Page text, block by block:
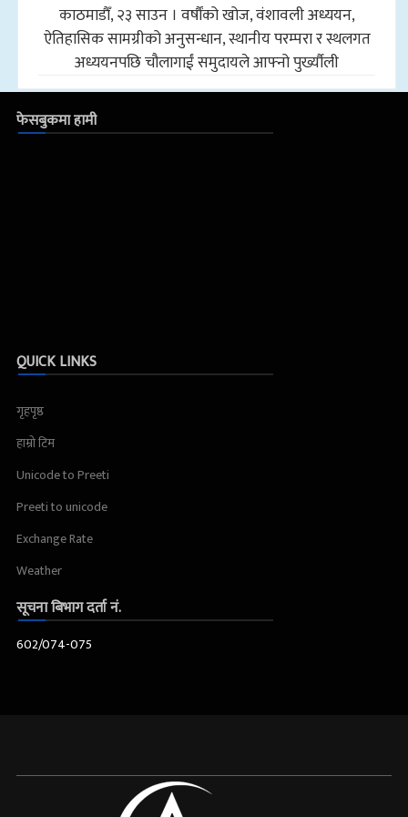
काठमाडाैँ, २३ साउन । वर्षौंको खोज, वंशावली अध्ययन,
ऐतिहासिक सामग्रीको अनुसन्धान, स्थानीय परम्परा र स्थलगत
अध्ययनपछि चौलागाईं समुदायले आफ्नो पुर्ख्यौली
फेसबुकमा हामी
QUICK LINKS
गृहपृष्ठ
हाम्रो टिम
Unicode to Preeti
Preeti to unicode
Exchange Rate
Weather
सूचना बिभाग दर्ता नं.
602/074-075